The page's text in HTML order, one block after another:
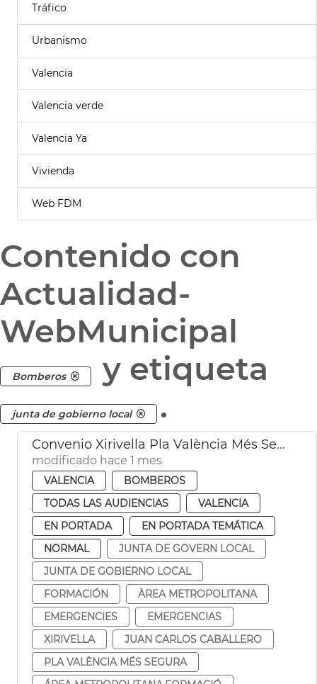
Tráfico
Urbanismo
Valencia
Valencia verde
Valencia Ya
Vivienda
Web FDM
Contenido con
Actualidad-
WebMunicipal
Bomberos y etiqueta
junta de gobierno local .
Convenio Xirivella Pla València Més Segura
modificado hace 1 mes
VALENCIA
BOMBEROS
TODAS LAS AUDIENCIAS
VALENCIA
EN PORTADA
EN PORTADA TEMÁTICA
NORMAL
JUNTA DE GOVERN LOCAL
JUNTA DE GOBIERNO LOCAL
FORMACIÓN
ÀREA METROPOLITANA
EMERGENCIES
EMERGENCIAS
XIRIVELLA
JUAN CARLOS CABALLERO
PLA VALÈNCIA MÉS SEGURA